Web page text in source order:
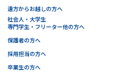
遠方からお越しの方へ
社会人・大学生
専門学生・フリーター他の方へ
保護者の方へ
採用担当の方へ
卒業生の方へ